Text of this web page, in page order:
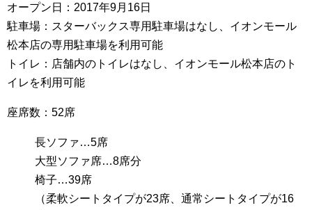
オープン日：2017年9月16日
駐車場：スターバックス専用駐車場はなし、イオンモール
松本店の専用駐車場を利用可能
トイレ：店舗内のトイレはなし、イオンモール松本店のト
イレを利用可能
座席数：52席
長ソファ…5席
大型ソファ席…8席分
椅子…39席
（柔軟シートタイプが23席、通常シートタイプが16